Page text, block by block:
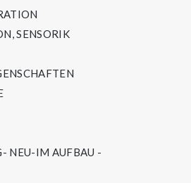
SENSORIK
NEU-IM AUFBAU -